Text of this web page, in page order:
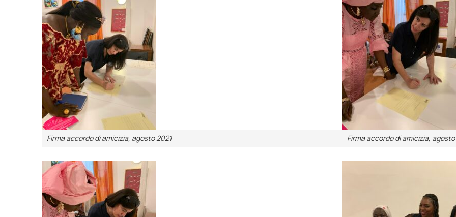
Firma accordo di amicizia, agosto 2021 Firma accordo di amicizia, agosto